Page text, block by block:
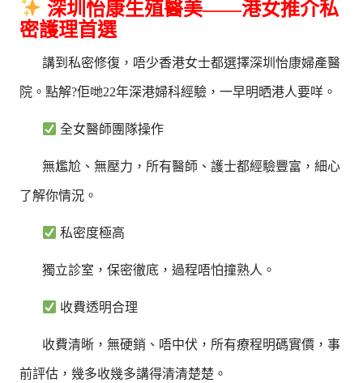
深圳怡康生殖醫美——港女推介私
密護理首選
講到私密修復，唔少香港女士都選擇深圳怡康婦產醫
院。點解?佢哋22年深港婦科經驗，一早明晒港人要咩。
全女醫師團隊操作
無尷尬、無壓力，所有醫師、護士都經驗豐富，細心
了解你情況。
私密度極高
獨立診室，保密徹底，過程唔怕撞熟人。
收費透明合理
收費清晰，無硬銷、唔中伏，所有療程明碼實價，事
前評估，幾多收幾多講得清清楚楚。